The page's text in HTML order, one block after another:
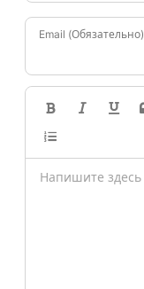
Email (Обязательно)